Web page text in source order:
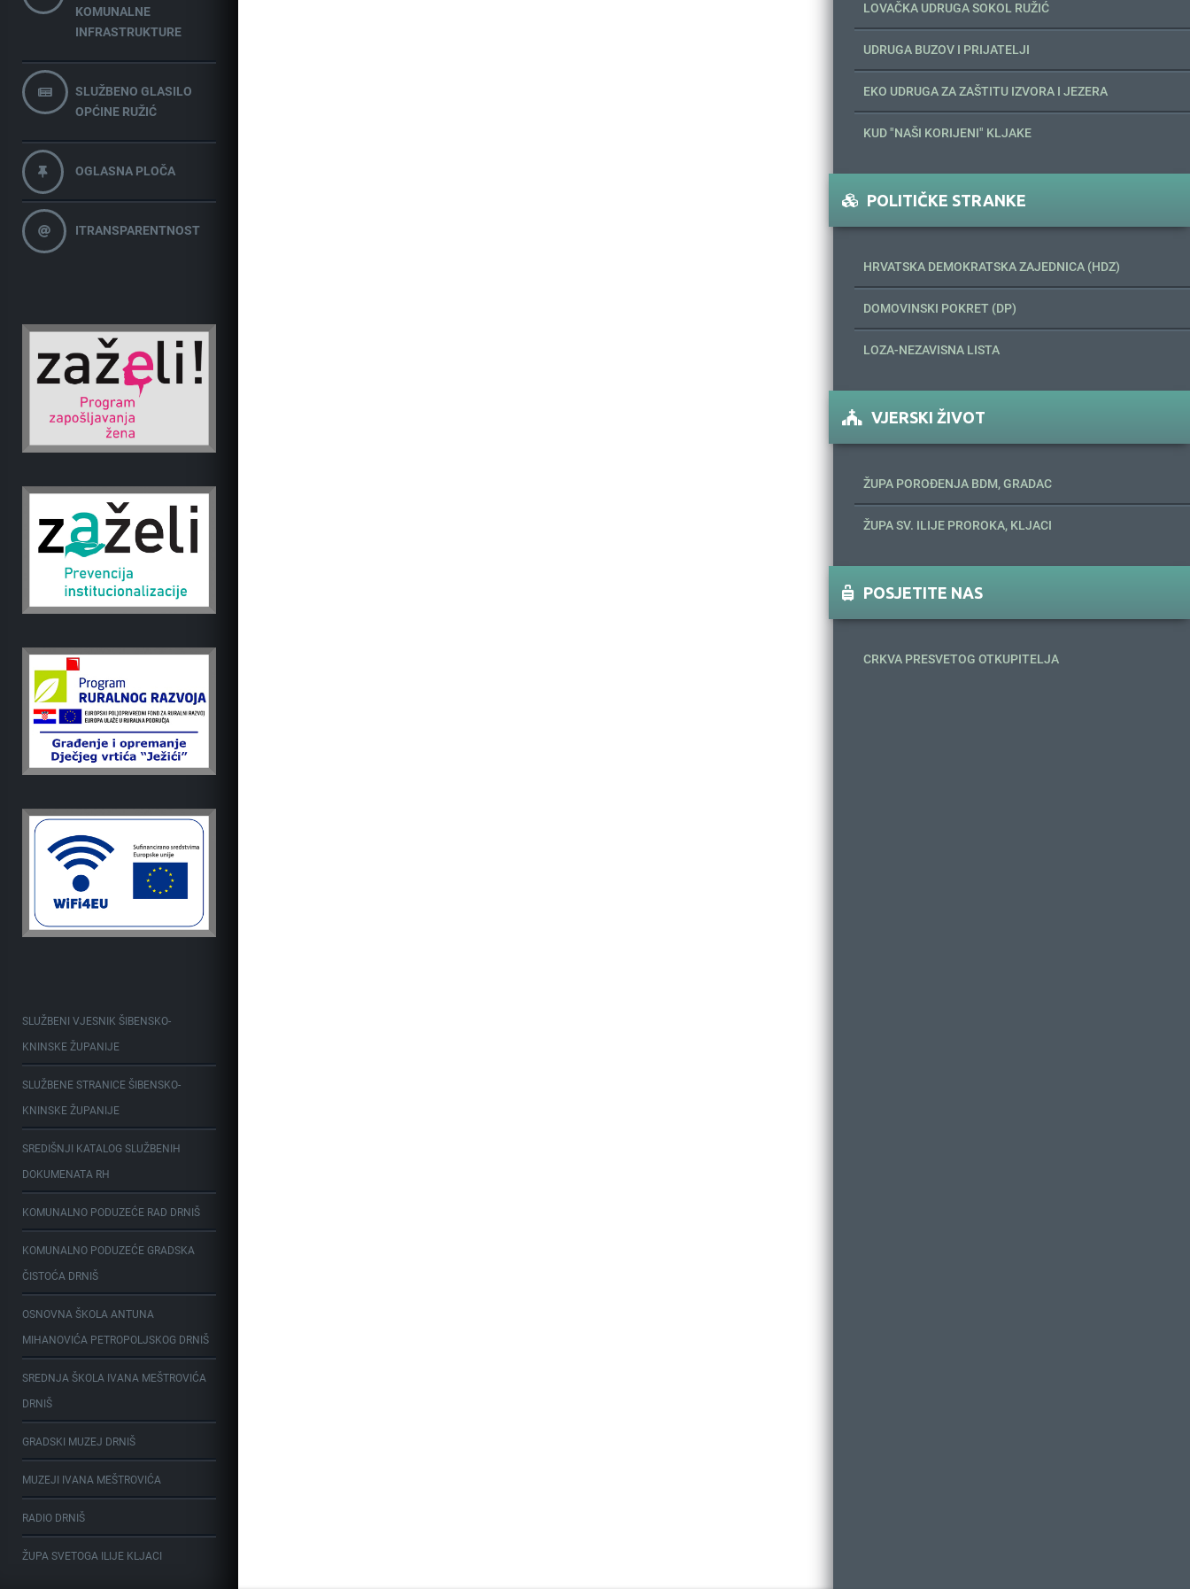
KOMUNALNE
INFRASTRUKTURE
SLUŽBENO GLASILO
OPĆINE RUŽIĆ
OGLASNA PLOČA
ITRANSPARENTNOST
SLUŽBENI VJESNIK ŠIBENSKO-
KNINSKE ŽUPANIJE
SLUŽBENE STRANICE ŠIBENSKO-
KNINSKE ŽUPANIJE
SREDIŠNJI KATALOG SLUŽBENIH
DOKUMENATA RH
KOMUNALNO PODUZEĆE RAD DRNIŠ
KOMUNALNO PODUZEĆE GRADSKA
ČISTOĆA DRNIŠ
OSNOVNA ŠKOLA ANTUNA
MIHANOVIĆA PETROPOLJSKOG DRNIŠ
SREDNJA ŠKOLA IVANA MEŠTROVIĆA
DRNIŠ
GRADSKI MUZEJ DRNIŠ
MUZEJI IVANA MEŠTROVIĆA
RADIO DRNIŠ
ŽUPA SVETOGA ILIJE KLJACI
LOVAČKA UDRUGA SOKOL RUŽIĆ
UDRUGA BUZOV I PRIJATELJI
EKO UDRUGA ZA ZAŠTITU IZVORA I JEZERA
KUD "NAŠI KORIJENI" KLJAKE
POLITIČKE STRANKE
HRVATSKA DEMOKRATSKA ZAJEDNICA (HDZ)
DOMOVINSKI POKRET (DP)
LOZA-NEZAVISNA LISTA
VJERSKI ŽIVOT
ŽUPA POROĐENJA BDM, GRADAC
ŽUPA SV. ILIJE PROROKA, KLJACI
POSJETITE NAS
CRKVA PRESVETOG OTKUPITELJA